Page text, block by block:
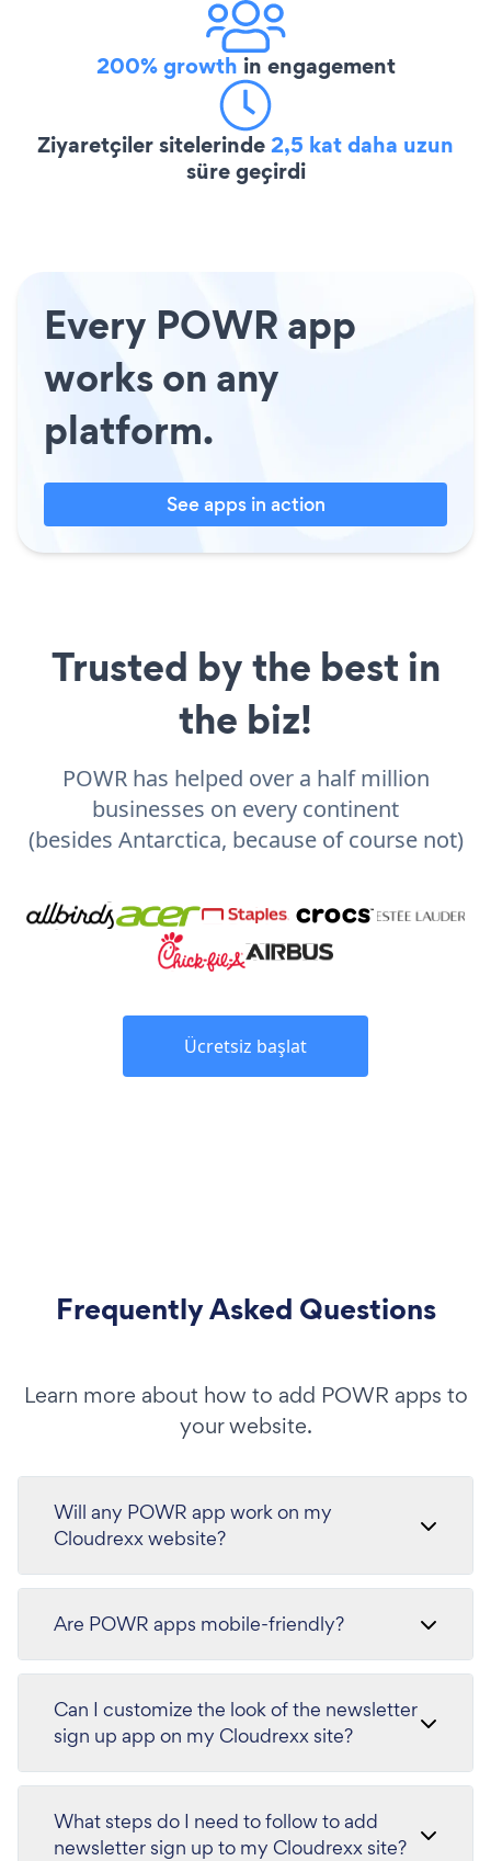
200% growth in engagement
Ziyaretçiler sitelerinde2,5 kat daha uzun
süre geçirdi
Every POWR app
works on any
platform.
See apps in action
Trusted by the best in
the biz!
POWR has helped over a half million
businesses on every continent
(besides Antarctica, because of course not)
Ücretsiz başlat
Frequently Asked Questions
Learn more about how to add POWR apps to
your website.
Will any POWR app work on my
Cloudrexx website?
Are POWR apps mobile-friendly?
Can I customize the look of the newsletter
sign up app on my Cloudrexx site?
What steps do I need to follow to add
newsletter sign up to my Cloudrexx site?